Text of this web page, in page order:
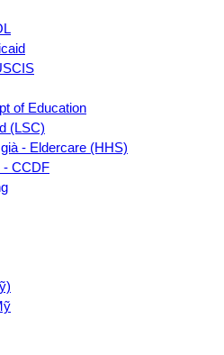
of Education
(LSC)
- Eldercare (HHS)
- CCDF